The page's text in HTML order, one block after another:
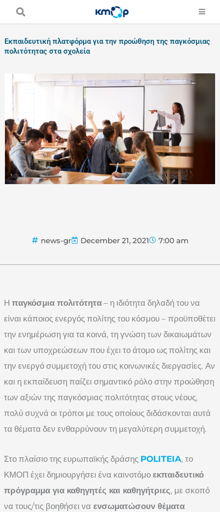
Εκπαιδευτική πλατφόρμα για την προώθηση της παγκόσμιας
πολιτότητας στα σχολεία
news-gr December 21, 2021 7:00 am
Η παγκόσμια πολιτότητα – η ιδιότητα δηλαδή του να
είναι κάποιος ενεργός πολίτης του κόσμου – προϋποθέτει
την ενημέρωση για τα κοινά, τη γνώση των δικαιωμάτων
και των υποχρεώσεων που έχει το άτομο ως πολίτης και
την ενεργό συμμετοχή του στις κοινωνικές διεργασίες. Αν
και η εκπαίδευση παίζει σημαντικό ρόλο στην προώθηση
των αξιών της παγκόσμιας πολιτότητας στους νέους,
πολύ συχνά οι τρόποι με τους οποίους διδάσκονται αυτά
τα θέματα δεν ενθαρρύνουν τη μεγαλύτερη συμμετοχή.
Στο πλαίσιο της ευρωπαϊκής δράσης POLITEIA, το
ΚΜΟΠ έχει δημιουργήσει ένα καινοτόμο εκπαιδευτικό
πρόγραμμα για καθηγητές και καθηγήτριες, με σκοπό
να τους/τις βοηθήσει να ενσωματώσουν θέματα